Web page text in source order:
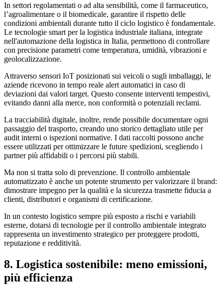
In settori regolamentati o ad alta sensibilità, come il farmaceutico,
l’agroalimentare o il biomedicale, garantire il rispetto delle
condizioni ambientali durante tutto il ciclo logistico è fondamentale.
Le tecnologie smart per la logistica industriale italiana, integrate
nell'automazione della logistica in Italia, permettono di controllare
con precisione parametri come temperatura, umidità, vibrazioni e
geolocalizzazione.
Attraverso sensori IoT posizionati sui veicoli o sugli imballaggi, le
aziende ricevono in tempo reale alert automatici in caso di
deviazioni dai valori target. Questo consente interventi tempestivi,
evitando danni alla merce, non conformità o potenziali reclami.
La tracciabilità digitale, inoltre, rende possibile documentare ogni
passaggio del trasporto, creando uno storico dettagliato utile per
audit interni o ispezioni normative. I dati raccolti possono anche
essere utilizzati per ottimizzare le future spedizioni, scegliendo i
partner più affidabili o i percorsi più stabili.
Ma non si tratta solo di prevenzione. Il controllo ambientale
automatizzato è anche un potente strumento per valorizzare il brand:
dimostrare impegno per la qualità e la sicurezza trasmette fiducia a
clienti, distributori e organismi di certificazione.
In un contesto logistico sempre più esposto a rischi e variabili
esterne, dotarsi di tecnologie per il controllo ambientale integrato
rappresenta un investimento strategico per proteggere prodotti,
reputazione e redditività.
8. Logistica sostenibile: meno emissioni,
più efficienza